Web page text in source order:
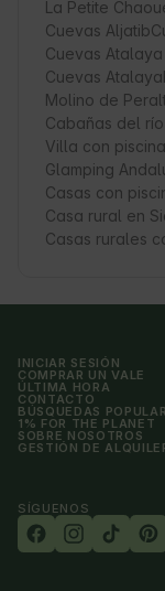
La Petite
Cuevas Aljatib
Cuevas
Cuevas Atalaya
Molino de
Cabañas del
Villa con
Glamping
Casas con
Casa rural en
Casas rurales
INICIAR SESIÓN
COMPRAR UN VALE
ÚLTIMA HORA
CONTACTO
BÚSQUEDAS
1% FOR THE PLANET
SOBRE NOSOTROS
GESTIÓN DE
SÍGUENOS